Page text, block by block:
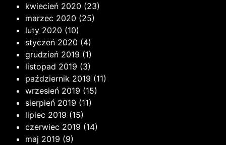
kwiecień 2020 (23)
marzec 2020 (25)
luty 2020 (10)
styczeń 2020 (4)
grudzień 2019 (1)
listopad 2019 (3)
październik 2019 (11)
wrzesień 2019 (15)
sierpień 2019 (11)
lipiec 2019 (15)
czerwiec 2019 (14)
maj 2019 (9)